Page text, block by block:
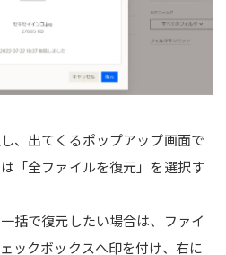
、出てくるポップアップ画面で
「全ファイルを復元」を選択す
括で復元したい場合は、ファイ
ックボックスへ印を付け、右に